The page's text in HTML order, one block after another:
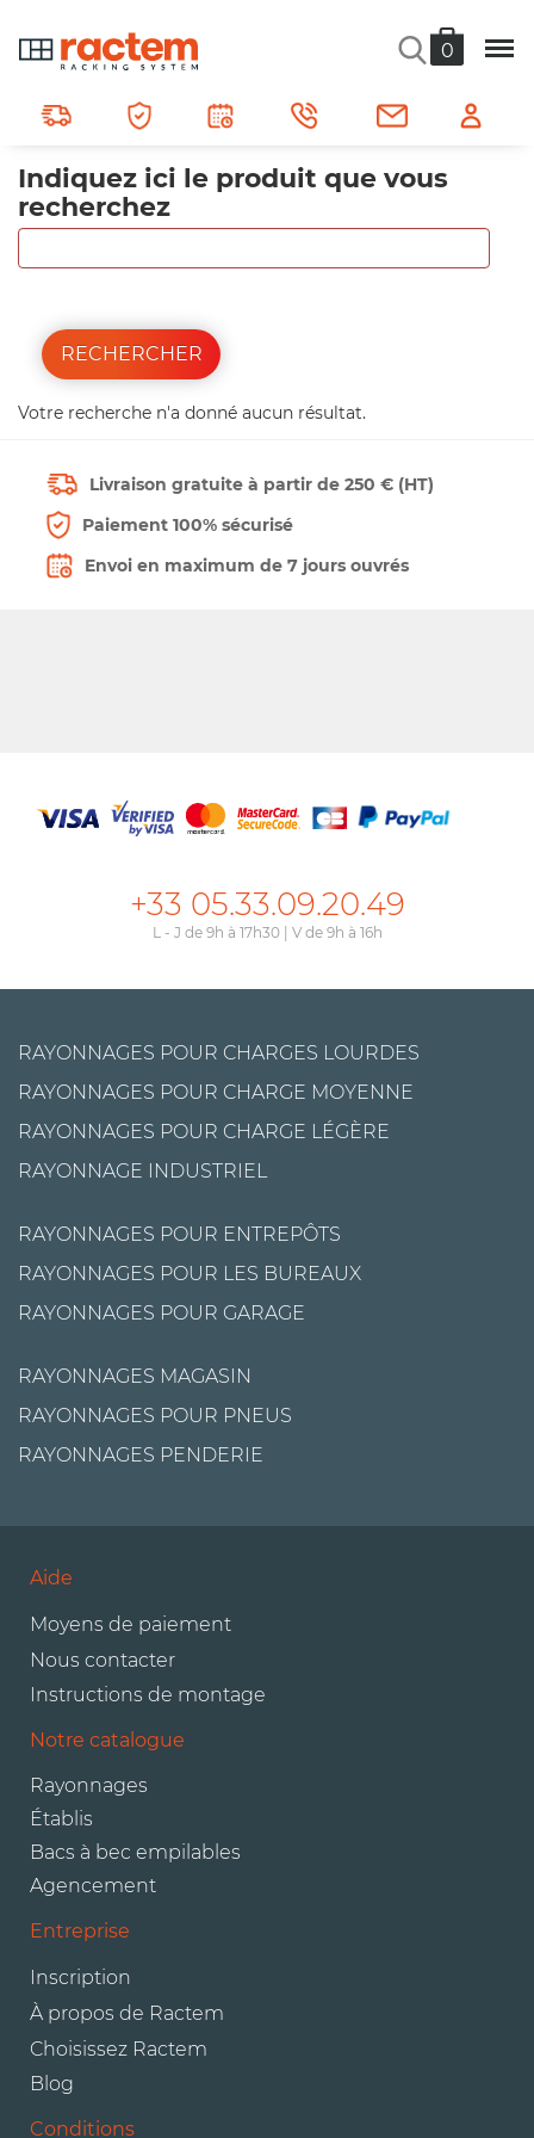
RECHERCHER
Ractem Rechercher
Indiquez ici le produit que vous
recherchez
RECHERCHER
Votre recherche n'a donné aucun résultat.
Livraison gratuite à partir de 250 € (HT)
Paiement 100% sécurisé
Envoi en maximum de 7 jours ouvrés
+33 05.33.09.20.49
L - J de 9h à 17h30 | V de 9h à 16h
RAYONNAGES POUR CHARGES LOURDES
RAYONNAGES POUR CHARGE MOYENNE
RAYONNAGES POUR CHARGE LÉGÈRE
RAYONNAGE INDUSTRIEL
RAYONNAGES POUR ENTREPÔTS
RAYONNAGES POUR LES BUREAUX
RAYONNAGES POUR GARAGE
RAYONNAGES MAGASIN
RAYONNAGES POUR PNEUS
RAYONNAGES PENDERIE
Aide
Moyens de paiement
Nous contacter
Instructions de montage
Notre catalogue
Rayonnages
Établis
Bacs à bec empilables
Agencement
Entreprise
Inscription
À propos de Ractem
Choisissez Ractem
Blog
Conditions
0